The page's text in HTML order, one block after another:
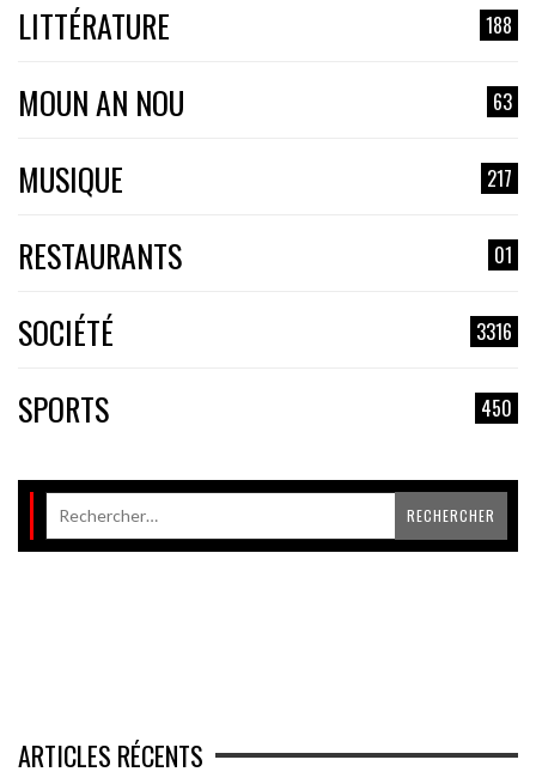
LITTÉRATURE 188
MOUN AN NOU 63
MUSIQUE 217
RESTAURANTS 01
SOCIÉTÉ 3316
SPORTS 450
ARTICLES RÉCENTS